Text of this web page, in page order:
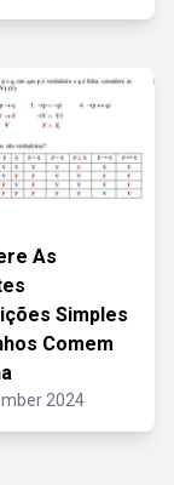
As
Simples
Comem
2024